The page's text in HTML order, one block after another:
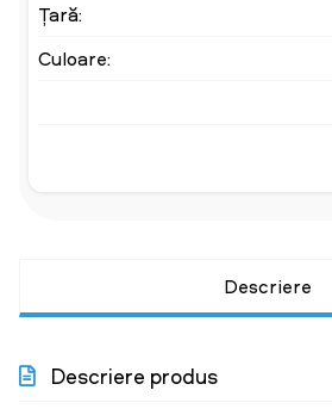
Țară:
Culoare:
Descriere
Descriere produs